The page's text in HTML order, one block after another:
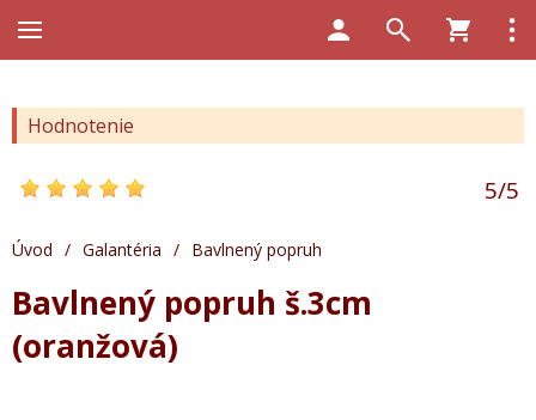
Hodnotenie
5/5
Úvod / Galantéria / Bavlnený popruh
Bavlnený popruh š.3cm
(oranžová)